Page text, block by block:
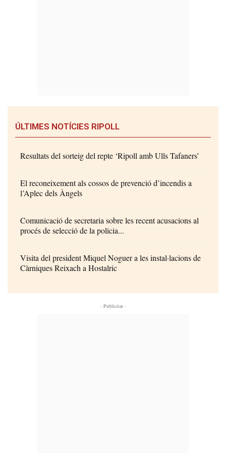
ÚLTIMES NOTÍCIES RIPOLL
Resultats del sorteig del repte ‘Ripoll amb Ulls Tafaners’
El reconeixement als cossos de prevenció d’incendis a
l’Aplec dels Àngels
Comunicació de secretaria sobre les recent acusacions al
procés de selecció de la policia...
Visita del president Miquel Noguer a les instal·lacions de
Càrniques Reixach a Hostalric
- Publicitat -